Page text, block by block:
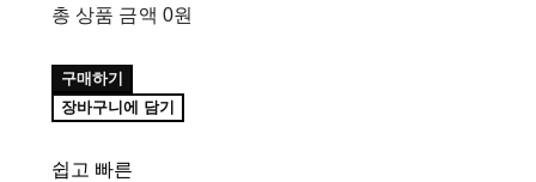
총 상품 금액 0원
구매하기
장바구니에 담기
쉽고 빠른